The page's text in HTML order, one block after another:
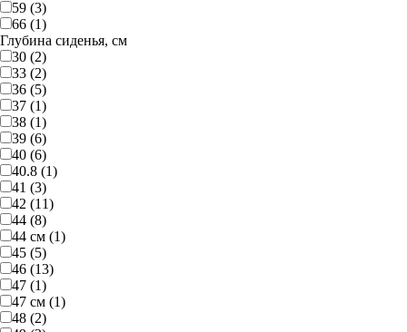
59 (3)
66 (1)
Глубина сиденья, см
30 (2)
33 (2)
36 (5)
37 (1)
38 (1)
39 (6)
40 (6)
40.8 (1)
41 (3)
42 (11)
44 (8)
44 см (1)
45 (5)
46 (13)
47 (1)
47 см (1)
48 (2)